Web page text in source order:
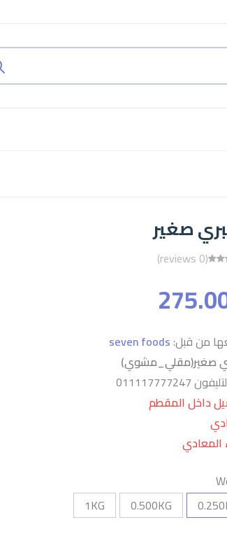
صغير
(0 reviews)
من قبل:seven foods
صغير(مقلي_مشوي)
011117777247
داخل المقطم
المعادي
0.500KG
1KG